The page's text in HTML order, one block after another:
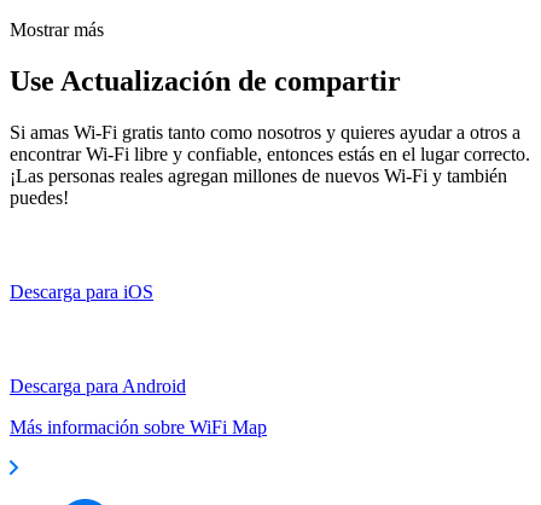
Mostrar más
Use Actualización de compartir
Si amas Wi-Fi gratis tanto como nosotros y quieres ayudar a otros a
encontrar Wi-Fi libre y confiable, entonces estás en el lugar correcto.
¡Las personas reales agregan millones de nuevos Wi-Fi y también
puedes!
Descarga para iOS
Descarga para Android
Más información sobre WiFi Map